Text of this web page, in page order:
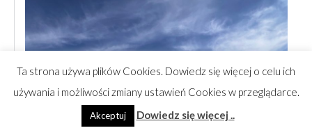
Ta strona używa plików Cookies. Dowiedz się więcej o celu ich
używania i możliwości zmiany ustawień Cookies w przeglądarce.
Akceptuj Dowiedz się więcej ..